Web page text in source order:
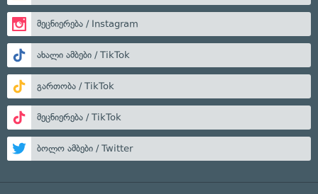
მეცნიერება / Instagram
ახალი ამბები / TikTok
გართობა / TikTok
მეცნიერება / TikTok
ბოლო ამბები / Twitter